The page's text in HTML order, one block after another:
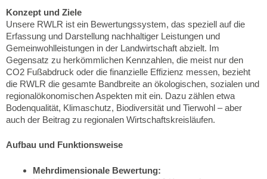
Konzept und Ziele
Unsere RWLR ist ein Bewertungssystem, das speziell auf die
Erfassung und Darstellung nachhaltiger Leistungen und
Gemeinwohlleistungen in der Landwirtschaft abzielt. Im
Gegensatz zu herkömmlichen Kennzahlen, die meist nur den
CO2 Fußabdruck oder die finanzielle Effizienz messen, bezieht
die RWLR die gesamte Bandbreite an ökologischen, sozialen und
regionalökonomischen Aspekten mit ein. Dazu zählen etwa
Bodenqualität, Klimaschutz, Biodiversität und Tierwohl – aber
auch der Beitrag zu regionalen Wirtschaftskreisläufen.
Aufbau und Funktionsweise
Mehrdimensionale Bewertung: